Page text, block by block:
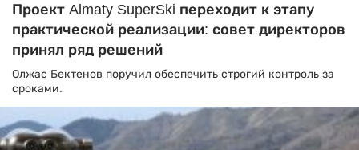
Проект Almaty SuperSki переходит к этапу
практической реализации: совет директоров
принял ряд решений
Олжас Бектенов поручил обеспечить строгий контроль за
сроками.